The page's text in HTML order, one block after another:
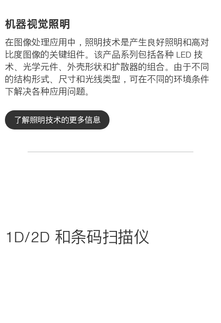
机器视觉照明
在图像处理应用中，照明技术是产生良好照明和高对
比度图像的关键组件。该产品系列包括各种 LED 技
术、光学元件、外壳形状和扩散器的组合。由于不同
的结构形式、尺寸和光线类型，可在不同的环境条件
下解决各种应用问题。
了解照明技术的更多信息
1D/2D 和条码扫描仪